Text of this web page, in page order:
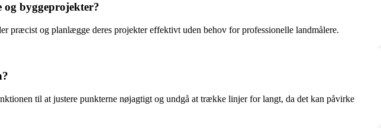
byggeprojekter?
præcist og planlægge deres projekter effektivt uden behov for professionelle landmålere.
til at justere punkterne nøjagtigt og undgå at trække linjer for langt, da det kan påvirke